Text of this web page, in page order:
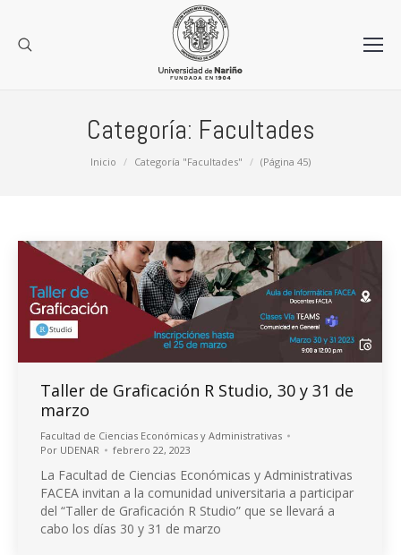
Categoría: Facultades
Inicio Categoría "Facultades" (Página 45)
Taller de Graficación R Studio, 30 y 31 de
marzo
Facultad de Ciencias Económicas y Administrativas
Por UDENAR febrero 22, 2023
La Facultad de Ciencias Económicas y Administrativas
FACEA invitan a la comunidad universitaria a participar
del “Taller de Graficación R Studio” que se llevará a
cabo los días 30 y 31 de marzo